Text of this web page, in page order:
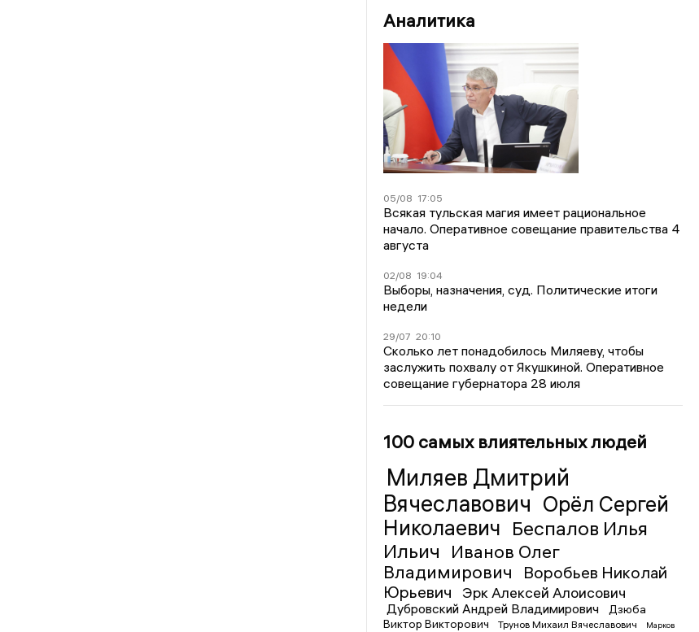
Аналитика
05/08 17:05
Всякая тульская магия имеет рациональное
начало. Оперативное совещание правительства 4
августа
02/08 19:04
Выборы, назначения, суд. Политические итоги
недели
29/07 20:10
Сколько лет понадобилось Миляеву, чтобы
заслужить похвалу от Якушкиной. Оперативное
совещание губернатора 28 июля
100 самых влиятельных людей
Миляев Дмитрий
Вячеславович Орёл Сергей
Николаевич Беспалов Илья
Ильич
Иванов Олег
Владимирович
Воробьев Николай
Юрьевич
Эрк Алексей Алоисович
Дубровский Андрей Владимирович
Дзюба
Виктор Викторович
Трунов Михаил Вячеславович
Марков